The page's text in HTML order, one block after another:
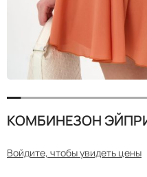
КОМБИНЕЗОН
Войдите, чтобы увидеть цены